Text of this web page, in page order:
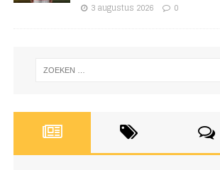
3 augustus 2026 0